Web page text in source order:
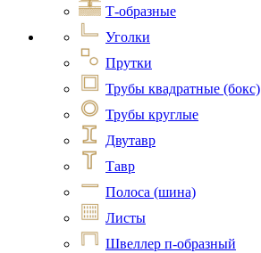
Т-образные
Уголки
Прутки
Трубы квадратные (бокс)
Трубы круглые
Двутавр
Тавр
Полоса (шина)
Листы
Швеллер п-образный